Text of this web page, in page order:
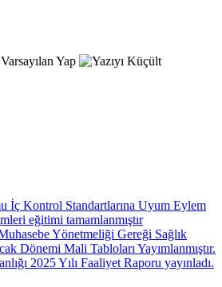
İç Kontrol Standartlarına Uyum Eylem
eğitimi tamamlanmıştır
Yönetmeliği Gereği Sağlık
Dönemi Mali Tabloları Yayımlanmıştır.
2025 Yılı Faaliyet Raporu yayınladı.